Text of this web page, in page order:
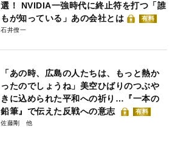
選！ NVIDIA一強時代に終止符を打つ「誰
もが知っている」あの会社とは
有料
石井僚一
「あの時、広島の人たちは、もっと熱か
ったのでしょうね」美空ひばりのつぶや
きに込められた平和への祈り…『一本の
鉛筆』で伝えた反戦への意志
有料
佐藤剛